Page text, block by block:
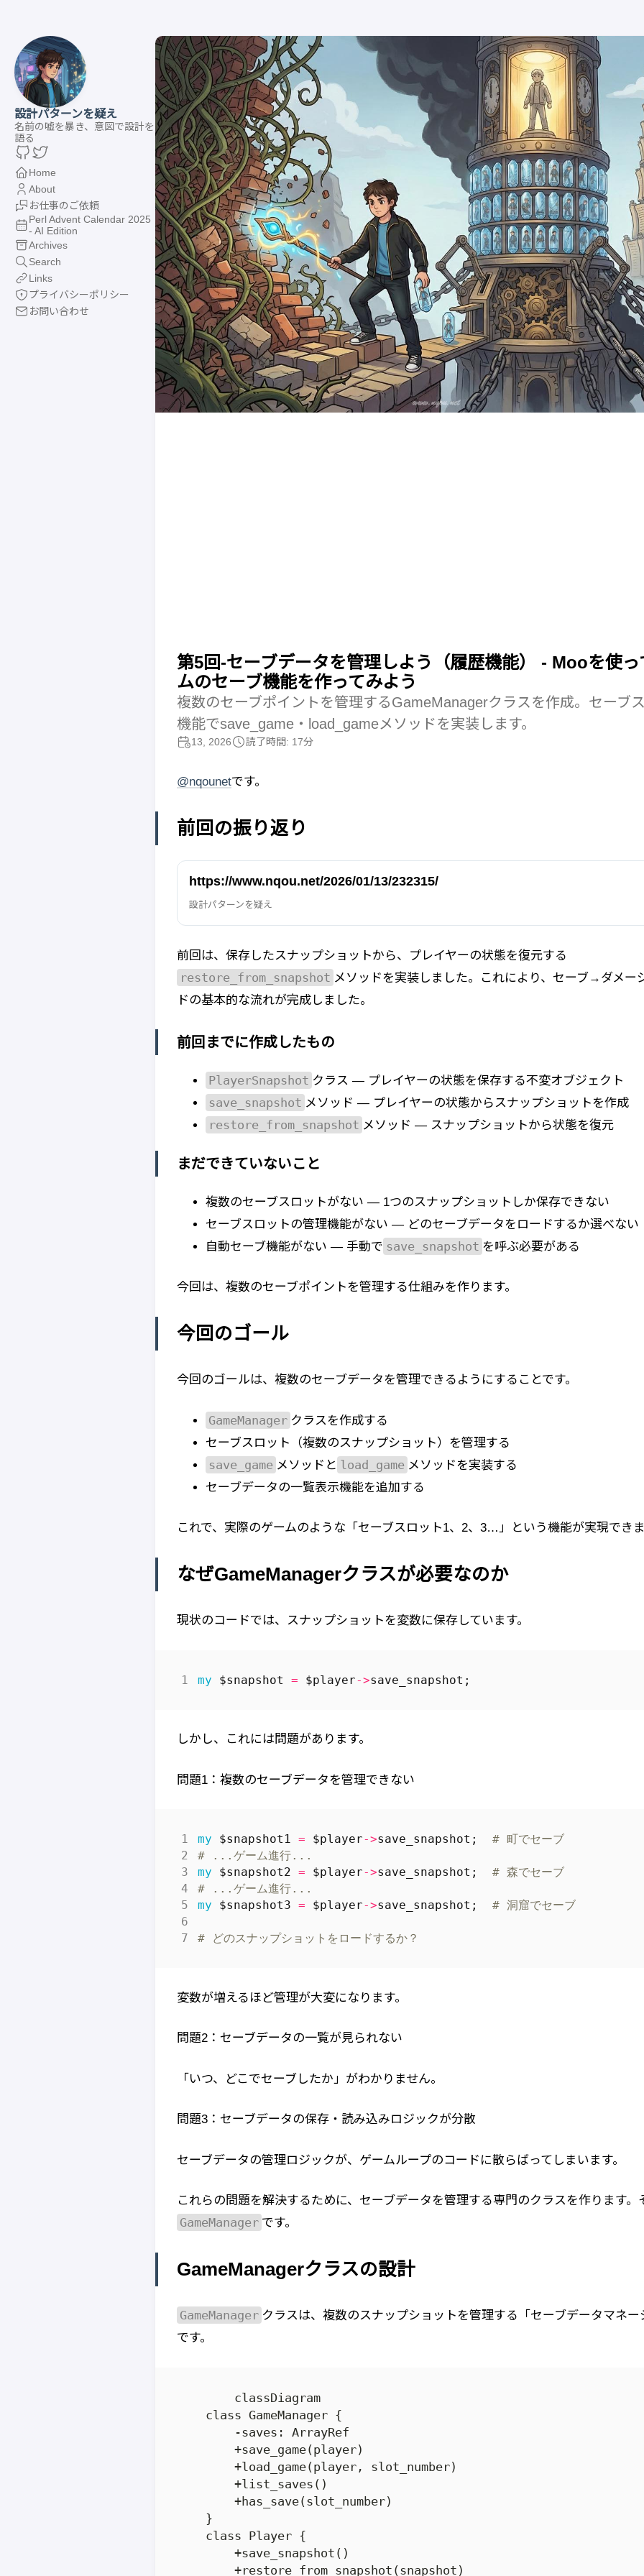
設計パターンを疑え
名前の嘘を暴き、意図で設計を
語る
Home
About
お仕事のご依頼
Perl Advent Calendar 2025
- AI Edition
Archives
Search
Links
プライバシーポリシー
お問い合わせ
第5回-セーブデータを管理しよう（履歴機能） - Mooを使っ
ムのセーブ機能を作ってみよう
複数のセーブポイントを管理するGameManagerクラスを作成。セーブ
機能でsave_game・load_gameメソッドを実装します。
13, 2026 読了時間: 17分
@nqounetです。
前回の振り返り
https://www.nqou.net/2026/01/13/232315/
設計パターンを疑え
前回は、保存したスナップショットから、プレイヤーの状態を復元する
restore_from_snapshot メソッドを実装しました。これにより、セーブ→ダメ
ドの基本的な流れが完成しました。
前回までに作成したもの
PlayerSnapshot クラス — プレイヤーの状態を保存する不変オブジェクト
save_snapshot メソッド — プレイヤーの状態からスナップショットを作成
restore_from_snapshot メソッド — スナップショットから状態を復元
まだできていないこと
複数のセーブスロットがない — 1つのスナップショットしか保存できない
セーブスロットの管理機能がない — どのセーブデータをロードするか選べない
自動セーブ機能がない — 手動で save_snapshot を呼ぶ必要がある
今回は、複数のセーブポイントを管理する仕組みを作ります。
今回のゴール
今回のゴールは、複数のセーブデータを管理できるようにすることです。
GameManager クラスを作成する
セーブスロット（複数のスナップショット）を管理する
save_game メソッドと load_game メソッドを実装する
セーブデータの一覧表示機能を追加する
これで、実際のゲームのような「セーブスロット1、2、3…」という機能が実現でき
なぜGameManagerクラスが必要なのか
現状のコードでは、スナップショットを変数に保存しています。
my $snapshot = $player->save_snapshot ;
しかし、これには問題があります。
問題1：複数のセーブデータを管理できない
my $snapshot1 = $player->save_snapshot ;
# 町でセーブ
# ...ゲーム進行...
my
$snapshot2 = $player->save_snapshot ;
# 森でセーブ
# ...ゲーム進行...
my
$snapshot3 = $player->save_snapshot ; # 洞窟でセーブ
# どのスナップショットをロードするか？
変数が増えるほど管理が大変になります。
問題2：セーブデータの一覧が見られない
「いつ、どこでセーブしたか」がわかりません。
問題3：セーブデータの保存・読み込みロジックが分散
セーブデータの管理ロジックが、ゲームループのコードに散らばってしまいます。
これらの問題を解決するために、セーブデータを管理する専門のクラスを作ります。
GameManager です。
GameManagerクラスの設計
GameManager クラスは、複数のスナップショットを管理する「セーブデータマネー
です。
    class GameManager {
        -saves: ArrayRef
        +save_game(player)
        +load_game(player, slot_number)
        +list_saves()
        +has_save(slot_number)
    }
    class Player {
        +save_snapshot()
        +restore_from_snapshot(snapshot)